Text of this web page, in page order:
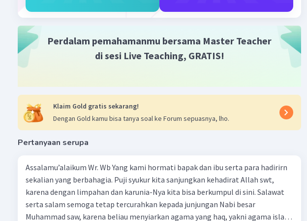
26 Februari 2024 04:43
bahasa yang di gunakan dalam puisi desiran angin berirama
Beri Rating·0.0(0)
Perdalam pemahamanmu bersama Master Teacher
di sesi Live Teaching, GRATIS!
Klaim Gold gratis sekarang!
Dengan Gold kamu bisa tanya soal ke Forum sepuasnya, lho.
Pertanyaan serupa
Assalamu’alaikum Wr. Wb Yang kami hormati bapak dan ibu serta para hadirirn
sekalian yang berbahagia. Puji syukur kita sanjungkan kehadirat Allah swt,
karena dengan limpahan dan karunia-Nya kita bisa berkumpul di sini. Salawat
serta salam semoga tetap tercurahkan kepada junjungan Nabi besar
Muhammad saw, karena beliau menyiarkan agama yang haq, yakni agama islam,